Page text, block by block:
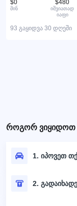
$0
მინ
$480
იშვიათად
იაფი
93 გაყიდვა 30 დღეში
როგორ ვიყიდოთ
1. იპოვეთ
2.